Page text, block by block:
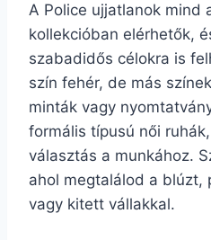
A Police ujjatlanok mind
kollekcióban elérhetők,
szabadidős célokra is
szín fehér, de más
minták vagy
formális típusú női
választás a munkához.
ahol megtalálod a blúzt,
vagy kitett vállakkal.